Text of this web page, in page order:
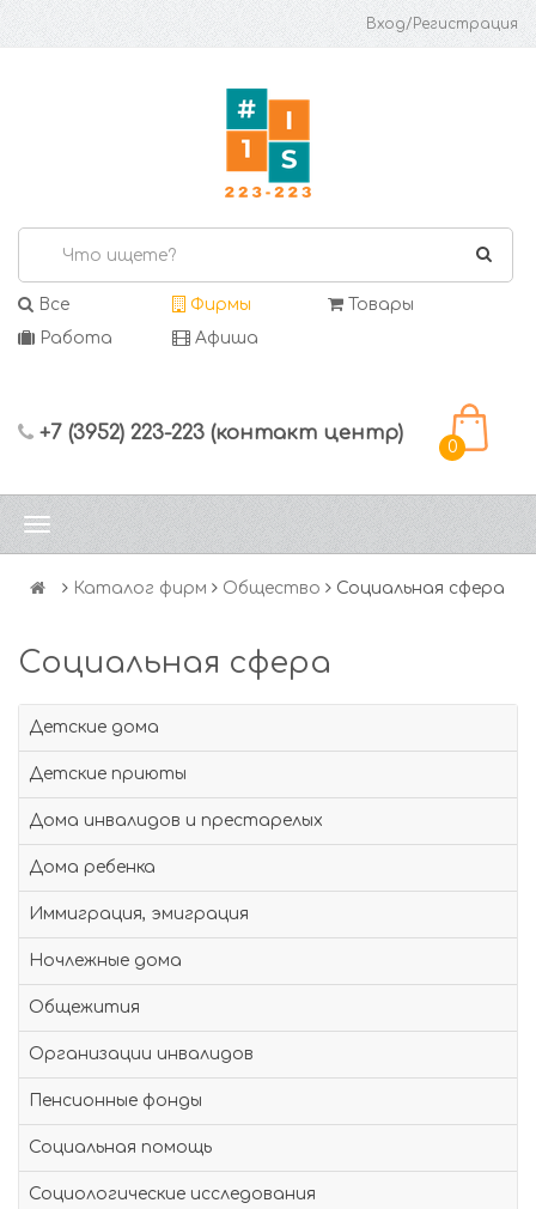
Вход/Регистрация
Все Фирмы
Товары
Работа
Афиша
+7 (3952) 223-223 (контакт центр)
0
Каталог фирм Общество Социальная сфера
Социальная сфера
Детские дома
Детские приюты
Дома инвалидов и престарелых
Дома ребенка
Иммиграция, эмиграция
Ночлежные дома
Общежития
Организации инвалидов
Пенсионные фонды
Социальная помощь
Социологические исследования